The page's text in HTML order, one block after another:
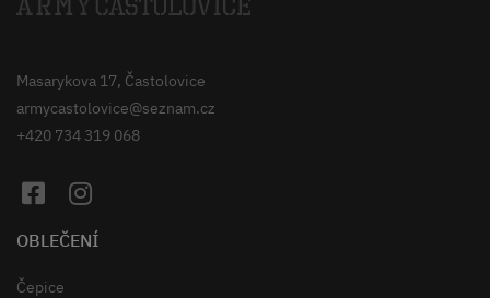
Masarykova 17, Častolovice
armycastolovice@seznam.cz
+420 734 319 068
OBLEČENÍ
Čepice